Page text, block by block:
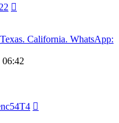
California. WhatsApp:
06:42